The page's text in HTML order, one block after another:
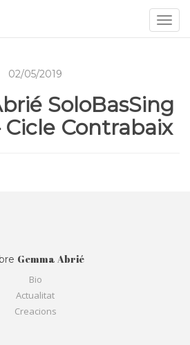
02/05/2019
SoloBasSing
Cicle Contrabaix
Gemma Abrié
Bio
Actualitat
Creacions